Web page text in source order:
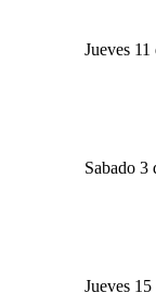
Jueves
Sabado 3
Jueves